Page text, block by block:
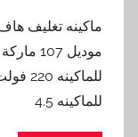
ماكينه تغليف
موديل
للماكينه 4.5